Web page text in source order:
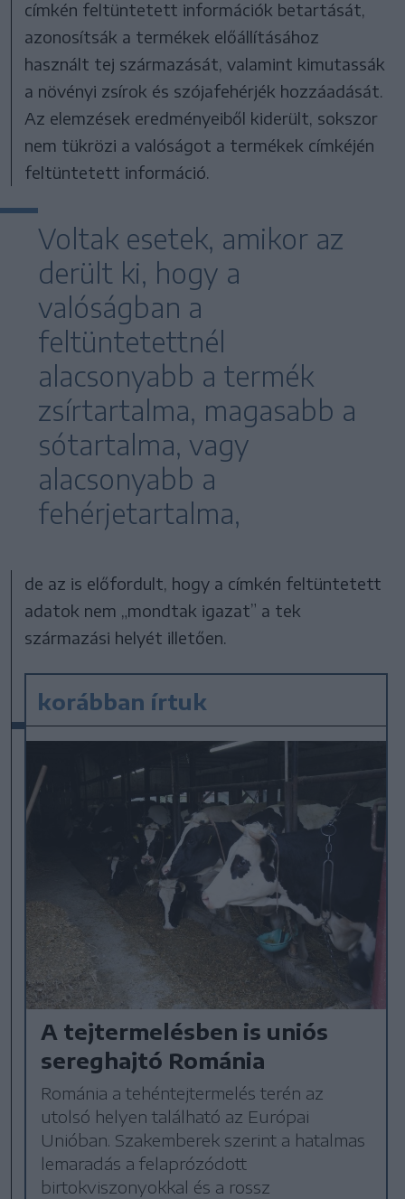
címkén feltüntetett információk betartását,
azonosítsák a termékek előállításához
használt tej származását, valamint kimutassák
a növényi zsírok és szójafehérjék hozzáadását.
Az elemzések eredményeiből kiderült, sokszor
nem tükrözi a valóságot a termékek címkéjén
feltüntetett információ.
Voltak esetek, amikor az
derült ki, hogy a
valóságban a
feltüntetettnél
alacsonyabb a termék
zsírtartalma, magasabb a
sótartalma, vagy
alacsonyabb a
fehérjetartalma,
de az is előfordult, hogy a címkén feltüntetett
adatok nem „mondtak igazat” a tek
származási helyét illetően.
korábban írtuk
A tejtermelésben is uniós
sereghajtó Románia
Románia a tehéntejtermelés terén az
utolsó helyen található az Európai
Unióban. Szakemberek szerint a hatalmas
lemaradás a felaprózódott
birtokviszonyokkal és a rossz